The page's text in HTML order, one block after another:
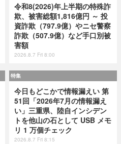
令和8(2026)年上半期の特殊詐
欺、被害総額1,816億円 ～ 投
資詐欺（797.9億）やニセ警察
詐欺（507.9億）など手口別被
害額
2026.8.7 Fri 8:00
特集
今日もどこかで情報漏えい 第
51回「2026年7月の情報漏え
い」三重県、陸自インシデン
トを他山の石として USB メモ
リ 1 万個チェック
2026.8.7 Fri 8:15